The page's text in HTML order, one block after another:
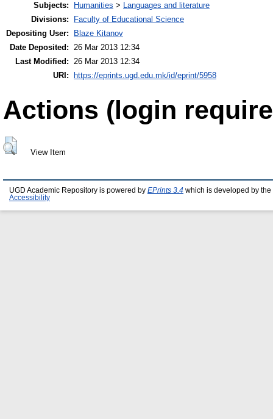
Subjects:
Humanities > Languages and literature
Divisions:
Faculty of Educational Science
Depositing User:
Blaze Kitanov
Date Deposited: 26 Mar 2013 12:34
Last Modified: 26 Mar 2013 12:34
URI:
https://eprints.ugd.edu.mk/id/eprint/5958
Actions (login
View Item
UGD Academic Repository is powered by EPrints 3.4 which is developed by the
Accessibility